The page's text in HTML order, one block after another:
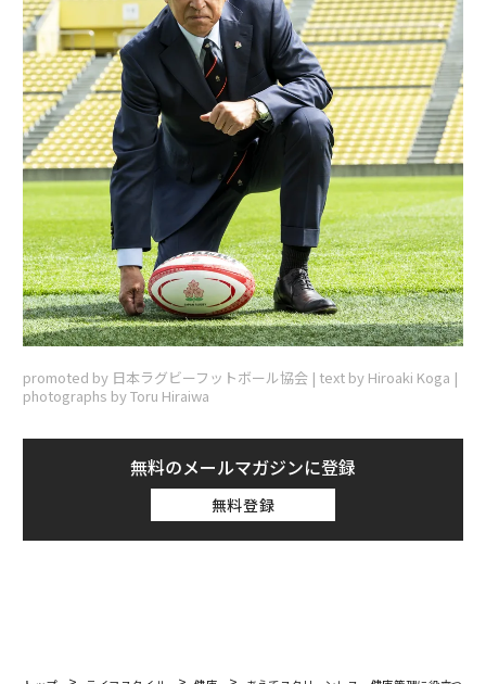
promoted by 日本ラグビーフットボール協会 | text by Hiroaki Koga |
photographs by Toru Hiraiwa
無料のメールマガジンに登録
無料登録